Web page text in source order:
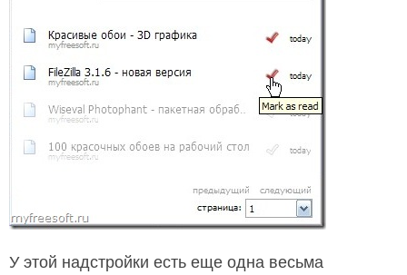
У этой надстройки есть еще одна весьма